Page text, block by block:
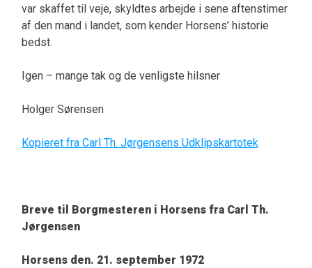
var skaffet til veje, skyldtes arbejde i sene aftenstimer
af den mand i landet, som kender Horsens’ historie
bedst.
Igen – mange tak og de venligste hilsner
Holger Sørensen
Kopieret fra Carl Th. Jørgensens Udklipskartotek
Breve til Borgmesteren i Horsens fra Carl Th.
Jørgensen
Horsens den. 21. september 1972